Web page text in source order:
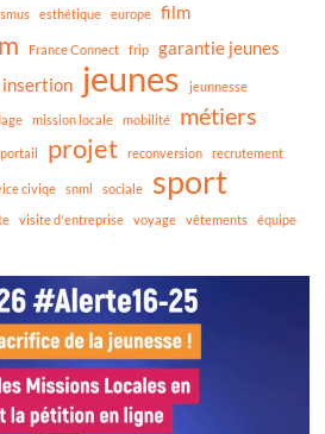
esthétique europe film
France Connect frip garantie jeunes
insertion jeunes jeunnesse
mission locale mobilité métiers
portail projet reconversion recrutement
civiqe snml sociale sport
visite d'entreprise voyage vêtements équipe